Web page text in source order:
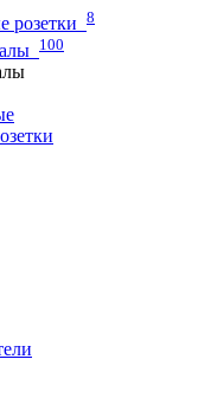
розетки 8
100